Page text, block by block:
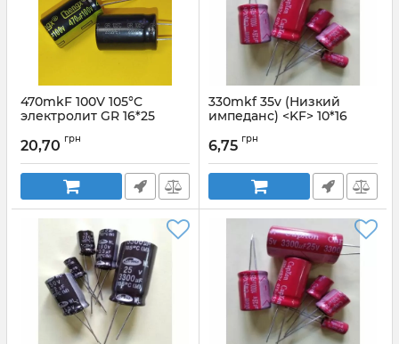
470mkF 100V 105°C
электролит GR 16*25
Артикул:
20,70 грн
330mkf 35v (Низкий
импеданс) <KF> 10*16
Артикул:
6,75 грн